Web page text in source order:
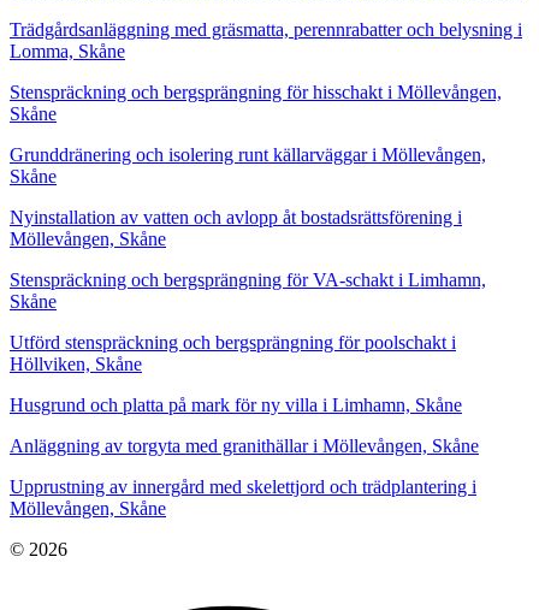
Trädgårdsanläggning med gräsmatta, perennrabatter och belysning i
Lomma, Skåne
Stenspräckning och bergsprängning för hisschakt i Möllevången,
Skåne
Grunddränering och isolering runt källarväggar i Möllevången,
Skåne
Nyinstallation av vatten och avlopp åt bostadsrättsförening i
Möllevången, Skåne
Stenspräckning och bergsprängning för VA-schakt i Limhamn,
Skåne
Utförd stenspräckning och bergsprängning för poolschakt i
Höllviken, Skåne
Husgrund och platta på mark för ny villa i Limhamn, Skåne
Anläggning av torgyta med granithällar i Möllevången, Skåne
Upprustning av innergård med skelettjord och trädplantering i
Möllevången, Skåne
© 2026